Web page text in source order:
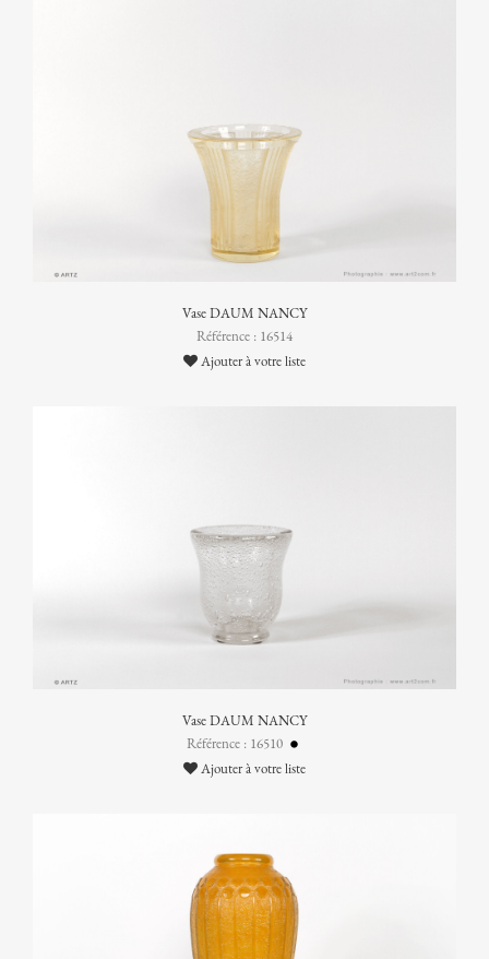
Vase DAUM NANCY
Référence : 16514
Ajouter à votre liste
Vase DAUM NANCY
Référence : 16510
Ajouter à votre liste